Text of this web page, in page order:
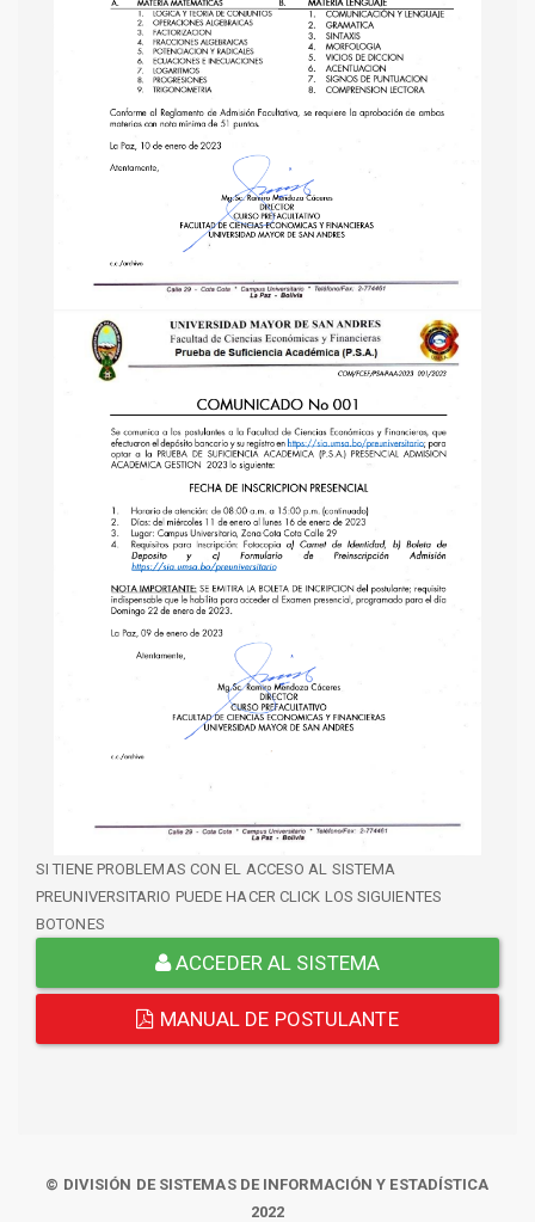
SI TIENE PROBLEMAS CON EL ACCESO AL SISTEMA
PREUNIVERSITARIO PUEDE HACER CLICK LOS SIGUIENTES
BOTONES
ACCEDER AL SISTEMA
MANUAL DE POSTULANTE
© DIVISIÓN DE SISTEMAS DE INFORMACIÓN Y ESTADÍSTICA
2022